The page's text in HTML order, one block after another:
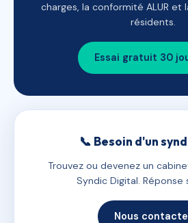
charges, la conformité ALUR et
résidents.
Essai gratuit 30
📞 Besoin d'un
Trouvez ou devenez un
Syndic Digital. Réponse
Nous